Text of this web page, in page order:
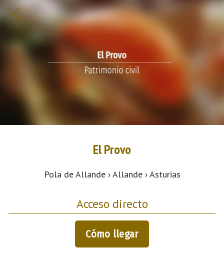
El Provo
Pola de Allande › Allande › Asturias
Acceso directo
Cómo llegar